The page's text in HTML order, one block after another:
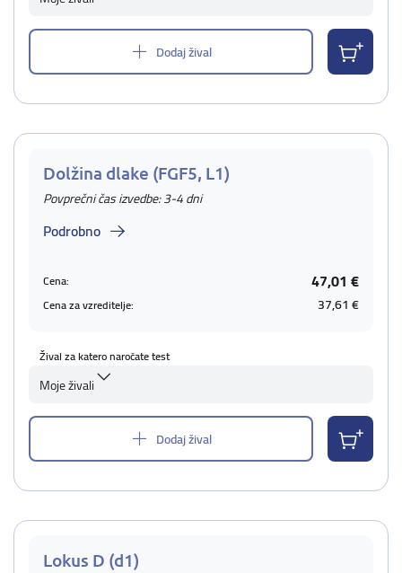
Dodaj žival
Dolžina dlake (FGF5, L1)
Povprečni čas izvedbe: 3-4 dni
Podrobno
Cena: 47,01 €
Cena za vzreditelje: 37,61 €
Žival za katero naročate test
Moje živali
Dodaj žival
Lokus D (d1)